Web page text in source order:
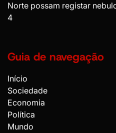
Norte possam registar
4
Guia de navegação
Início
Sociedade
Economia
Política
Mundo